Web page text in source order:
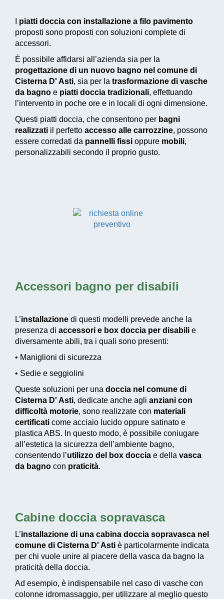
piatti doccia con installazione a filo pavimento
proposti sono proposti con soluzioni complete di
accessori.
È possibile affidarsi all’azienda sia per la
progettazione di un nuovo bagno nel comune di
Cisterna D' Asti, sia per la trasformazione di vasche
da bagno e piatti doccia tradizionali, effettuando
l’intervento in poche ore e in locali di ogni dimensione.
Questi piatti doccia, che consentono per bagni
realizzati il perfetto accesso alle carrozzine, possono
essere corredati da pannelli fissi oppure mobili,
personalizzabili secondo il proprio gusto.
Accessori bagno per disabili
L’installazione di questi modelli prevede anche la
presenza di accessori e box doccia per disabili e
diversamente abili, tra i quali sono presenti:
• Maniglioni di sicurezza
• Sedie e seggiolini
Queste soluzioni per una doccia nel comune di
Cisterna D' Asti, dedicate anche agli anziani con
difficoltà motorie, sono realizzate con materiali
certificati come acciaio lucido oppure satinato e
plastica ABS. In questo modo, è possibile coniugare
all’estetica la sicurezza dell’ambiente bagno,
consentendo l’utilizzo del box doccia e della vasca
da bagno con praticità.
Cabine doccia sopravasca
L’installazione di una cabina doccia sopravasca nel
comune di Cisterna D' Asti è particolarmente indicata
per chi vuole unire al piacere della vasca da bagno la
praticità della doccia.
Ad esempio, è indispensabile nel caso di vasche con
colonne idromassaggio, per utilizzare al meglio questo